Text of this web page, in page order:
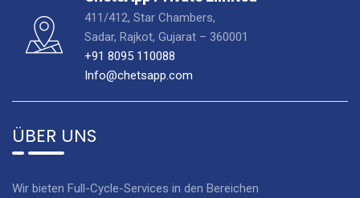
411/412, Star Chambers,
Sadar, Rajkot, Gujarat – 360001
+91 8095 110088
Info@chetsapp.com
ÜBER UNS
Wir bieten Full-Cycle-Services in den Bereichen